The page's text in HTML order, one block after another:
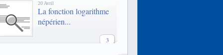
20 Avril
La fonction logarithme
népérien...
3